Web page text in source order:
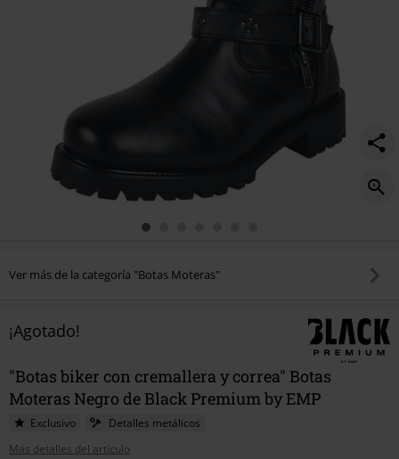
Ver más de la categoría "Botas Moteras"
¡Agotado!
"Botas biker con cremallera y correa" Botas
Moteras Negro de Black Premium by EMP
Exclusivo
Detalles metálicos
Más detalles del artículo